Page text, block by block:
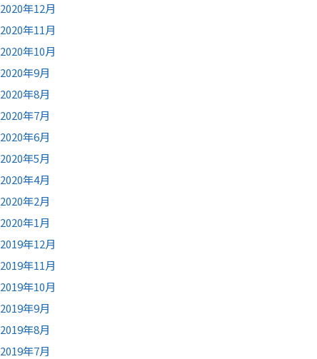
2020年12月
2020年11月
2020年10月
2020年9月
2020年8月
2020年7月
2020年6月
2020年5月
2020年4月
2020年2月
2020年1月
2019年12月
2019年11月
2019年10月
2019年9月
2019年8月
2019年7月